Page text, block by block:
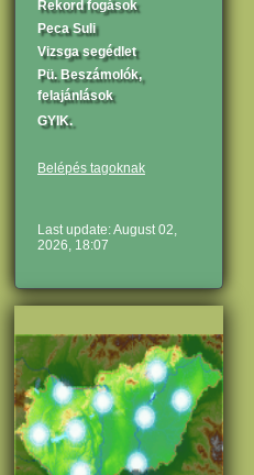
Rekord fogások
Peca Suli
Vizsga segédlet
Pü. Beszámolók,
felajánlások
GYIK.
Belépés tagoknak
Last update: August 02,
2026, 18:07